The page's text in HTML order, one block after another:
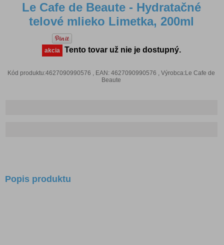
Le Cafe de Beaute - Hydratačné
telové mlieko Limetka, 200ml
akcia Tento tovar už nie je dostupný.
Kód produktu:4627090990576 , EAN: 4627090990576 , Výrobca:Le Cafe de
Beaute
Popis produktu